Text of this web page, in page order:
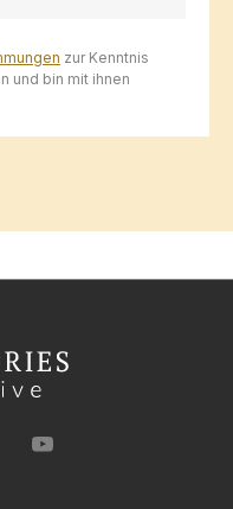
zur Kenntnis
und bin mit ihnen